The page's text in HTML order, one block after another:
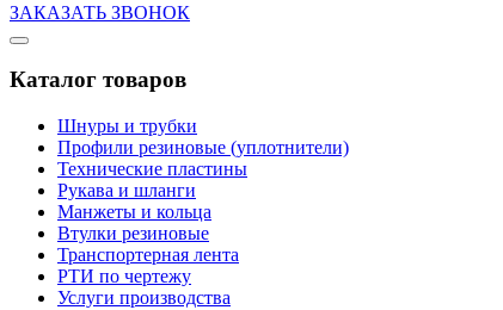
ЗАКАЗАТЬ ЗВОНОК
Каталог товаров
Шнуры и трубки
Профили резиновые (уплотнители)
Технические пластины
Рукава и шланги
Манжеты и кольца
Втулки резиновые
Транспортерная лента
РТИ по чертежу
Услуги производства